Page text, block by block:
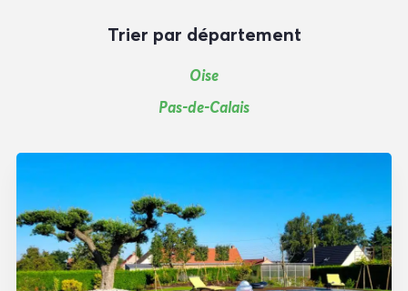
Trier par département
Oise
Pas-de-Calais